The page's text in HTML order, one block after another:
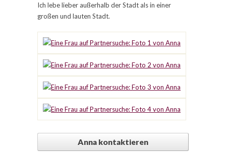
Ich lebe lieber außerhalb der Stadt als in einer
großen und lauten Stadt.
Anna kontaktieren